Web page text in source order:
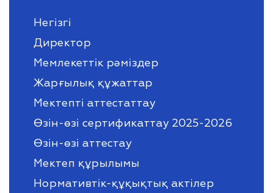
Негізгі
Директор
Мемлекеттік рәміздер
Жарғылық құжаттар
Мектепті аттестаттау
Өзін-өзі сертификаттау 2025-2026
Өзін-өзі аттестау
Мектеп құрылымы
Нормативтік-құқықтық актілер